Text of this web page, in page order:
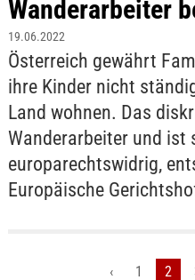
Wanderarbeiter
19.06.2022
Österreich gewährt
ihre Kinder nicht
Land wohnen. Das
Wanderarbeiter und ist
europarechtswidrig,
Europäische
‹ 1 2